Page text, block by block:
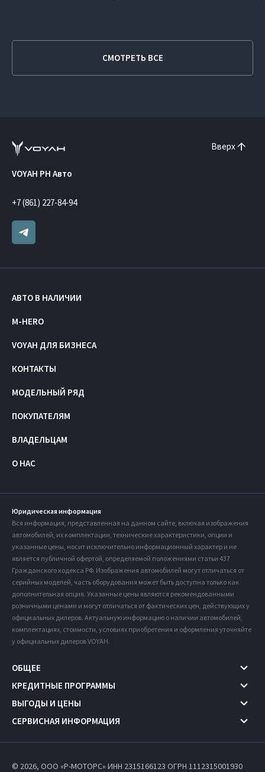
СМОТРЕТЬ ВСЕ
Вверх
VOYAH РН Авто
+7 (861) 227-84-94
АВТО В НАЛИЧИИ
M-HERO
VOYAH ДЛЯ БИЗНЕСА
КОНТАКТЫ
МОДЕЛЬНЫЙ РЯД
ПОКУПАТЕЛЯМ
ВЛАДЕЛЬЦАМ
О НАС
Юридическая информация
Вся информация, представленная на данном сайте, включая изображения
автомобилей, их комплектации, технические характеристики, опции и
указанные цены, носит исключительно информационный характер и не
является публичной офертой, определяемой положениями статьи 437
Гражданского кодекса РФ. Изображения автомобилей могут отличаться от
серийных моделей, часть оборудования может быть доступна только как
дополнительная опция. Указанные цены являются рекомендованными
розничными ценами и могут отличаться от фактических цен, действующих у
официальных дилеров. Актуальную информацию о наличии автомобилей,
комплектациях, стоимости, условиях приобретения и оформления уточняйте
у официальных дилеров VOYAH.
ОБЩЕЕ
КРЕДИТНЫЕ ПРОГРАММЫ
ВЫГОДЫ И ЦЕНЫ
СЕРВИСНАЯ ИНФОРМАЦИЯ
© 2026, ООО «Р-МОТОРС» ИНН 2315166123 ОГРН 1112315001930